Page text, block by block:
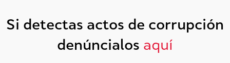
Si detectas actos de corrupción
denúncialos aquí